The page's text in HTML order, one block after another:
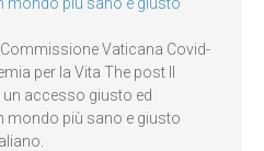
Vaticana Covid-
per la Vita The post Il
accesso giusto ed
mondo più sano e giusto